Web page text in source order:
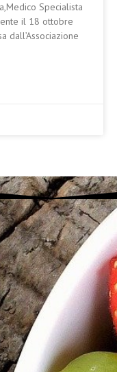
Specialista
il 18 ottobre
dall’Associazione